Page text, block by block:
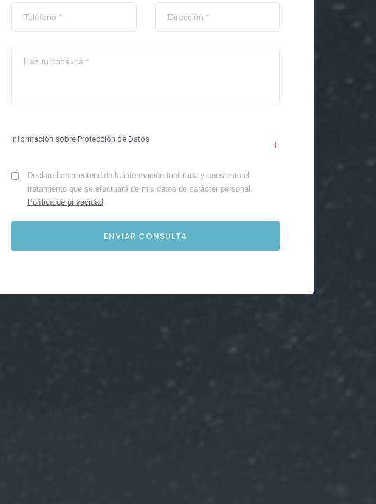
Información sobre Protección de Datos
Declaro haber entendido la información facilitada y consiento el
tratamiento que se efectuará de mis datos de carácter personal.
Política de privacidad.